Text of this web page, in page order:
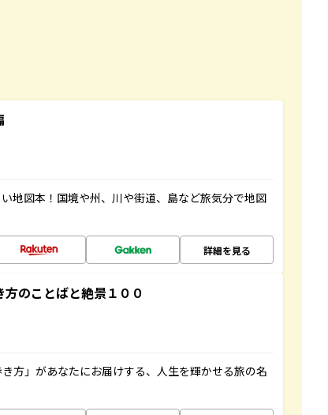
地図本！国境や州、川や街道、島など旅気分で地図
詳細を見る
のことばと絶景１００
方」があなたにお届けする、人生を輝かせる旅の名